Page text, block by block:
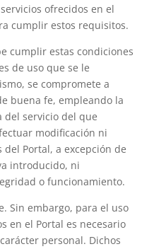
ofrecidos en el
cumplir estos requisitos.
cumplir estas condiciones
de uso que se le
se compromete a
buena fe, empleando la
del servicio del que
modificación ni
Portal, a excepción de
introducido, ni
o funcionamiento.
Sin embargo, para el uso
en el Portal es necesario
personal. Dichos